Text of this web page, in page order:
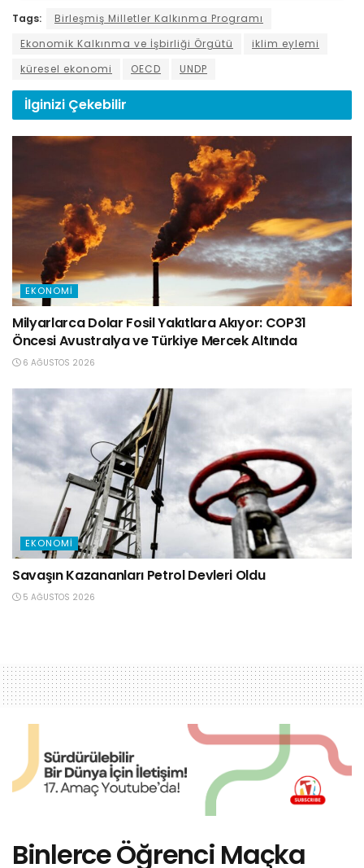
Tags:
Birleşmiş Milletler Kalkınma Programı
Ekonomik Kalkınma ve İşbirliği Örgütü
iklim eylemi
küresel ekonomi
OECD UNDP
İlginizi Çekebilir
EKONOMI
Milyarlarca Dolar Fosil Yakıtlara Akıyor: COP31
Öncesi Avustralya ve Türkiye Mercek Altında
6 AĞUSTOS 2026
EKONOMI
Savaşın Kazananları Petrol Devleri Oldu
5 AĞUSTOS 2026
Binlerce Öğrenci Maçka